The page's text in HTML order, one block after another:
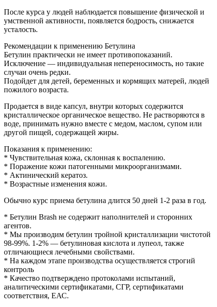
После курса у людей наблюдается повышение физической и
умственной активности, появляется бодрость, снижается
усталость.
Рекомендации к применению Бетулина
Бетулин практически не имеет противопоказаний.
Исключение — индивидуальная непереносимость, но такие
случаи очень редки.
Подойдет для детей, беременных и кормящих матерей, людей
пожилого возраста.
Продается в виде капсул, внутри которых содержится
кристаллическое органическое вещество. Не растворяются в
воде, принимать нужно вместе с медом, маслом, супом или
другой пищей, содержащей жиры.
Показания к применению:
* Чувствительная кожа, склонная к воспалению.
* Поражение кожи патогенными микроорганизмами.
* Актинический кератоз.
* Возрастные изменения кожи.
Обычно курс приема бетулина длится 50 дней 1-2 раза в год.
* Бетулин Brash не содержит наполнителей и сторонних
агентов.
* Мы производим бетулин тройной кристаллизации чистотой
98-99%. 1-2% — бетулиновая кислота и лупеол, также
отличающиеся лечебными свойствами.
* На каждом этапе производства осуществляется строгий
контроль
* Качество подтверждено протоколами испытаний,
аналитическими сертификатами, СГР, сертификатами
соответствия, ЕАС.